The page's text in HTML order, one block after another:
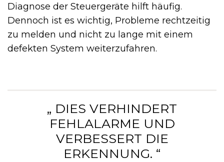
Diagnose der Steuergeräte hilft häufig.
Dennoch ist es wichtig, Probleme rechtzeitig
zu melden und nicht zu lange mit einem
defekten System weiterzufahren.
„ DIES VERHINDERT
FEHLALARME UND
VERBESSERT DIE
ERKENNUNG. “